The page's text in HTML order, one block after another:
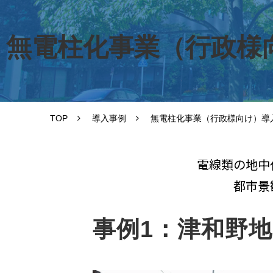
無電柱化事業（行政様
TOP 導入事例 無電柱化事業（行政様向け）導
電線類の地
都市
事例1：津和野